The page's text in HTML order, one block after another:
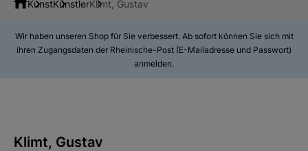
KunstKünstlerKlimt, Gustav
Wir haben unseren Shop für Sie verbessert. Ab sofort können Sie sich mit
ihren Zugangsdaten der Rheinische-Post (E-Mailadresse und Passwort)
anmelden.
Klimt, Gustav